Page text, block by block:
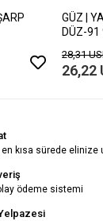
GÜZ |
DÜZ-91
28,31
26,22
kısa sürede elinize
ödeme sistemi